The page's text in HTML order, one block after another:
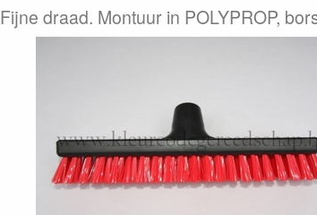
Fijne draad. Montuur in POLYPROP,